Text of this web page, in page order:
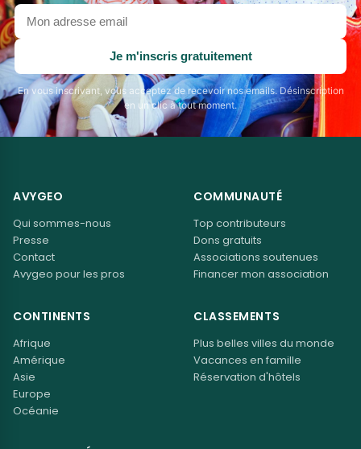
Votre
adresse
email
Je m'inscris gratuitement
En vous inscrivant, vous acceptez de recevoir nos emails. Désinscription
en un clic à tout moment.
AVYGEO
Qui sommes-nous
Presse
Contact
Avygeo pour les pros
COMMUNAUTÉ
Top contributeurs
Dons gratuits
Associations soutenues
Financer mon association
CONTINENTS
Afrique
Amérique
Asie
Europe
Océanie
CLASSEMENTS
Plus belles villes du monde
Vacances en famille
Réservation d'hôtels